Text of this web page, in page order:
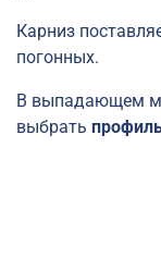
Карниз
погонных.
В выпадающем
выбрать